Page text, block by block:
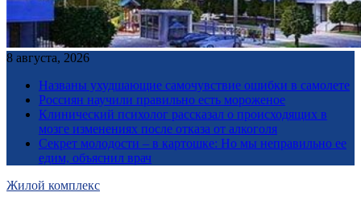
8 августа, 2026
Названы ухудшающие самочувствие ошибки в самолете
Россиян научили правильно есть мороженое
Клинический психолог рассказал о происходящих в
мозге изменениях после отказа от алкоголя
Секрет молодости – в картошке: Но мы неправильно ее
едим, объяснил врач
Жилой комплекс